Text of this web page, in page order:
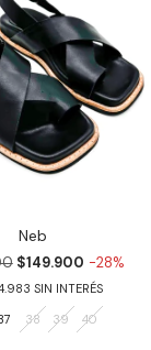
Neb
$149.900 -28%
38 39 40